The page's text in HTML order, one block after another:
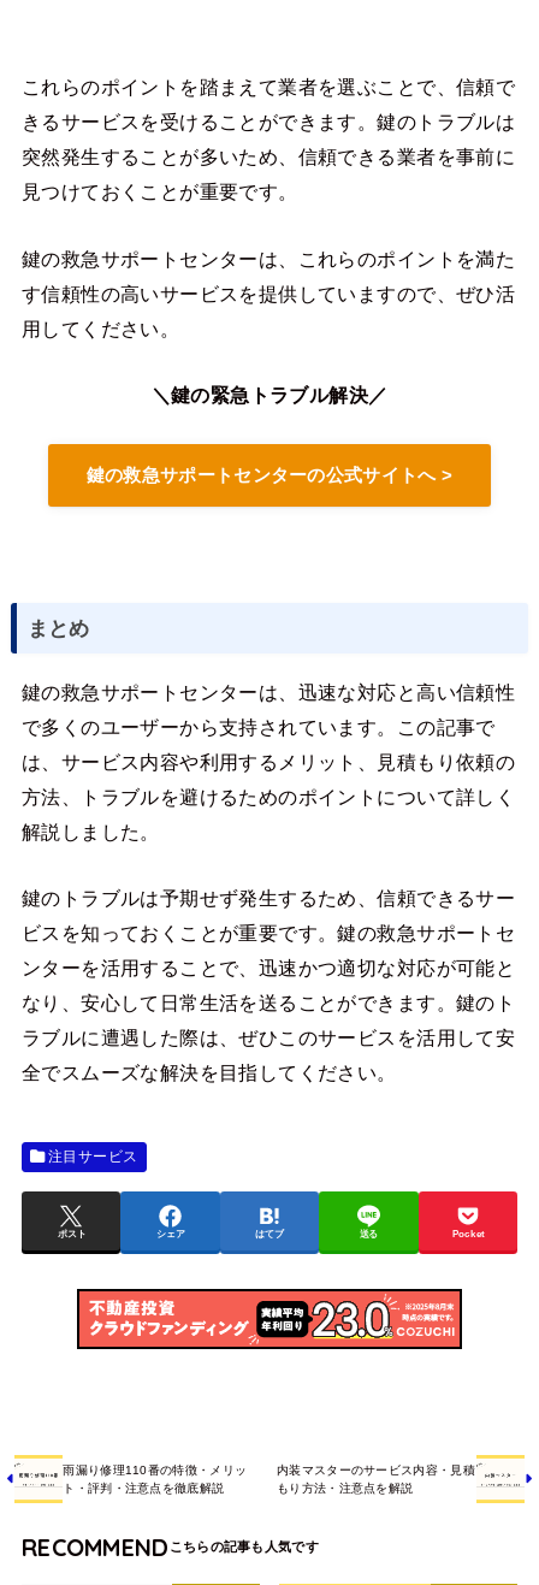
これらのポイントを踏まえて業者を選ぶことで、信頼で
きるサービスを受けることができます。鍵のトラブルは
突然発生することが多いため、信頼できる業者を事前に
見つけておくことが重要です。
鍵の救急サポートセンターは、これらのポイントを満た
す信頼性の高いサービスを提供していますので、ぜひ活
用してください。
＼鍵の緊急トラブル解決／
鍵の救急サポートセンターの公式サイトへ >
まとめ
鍵の救急サポートセンターは、迅速な対応と高い信頼性
で多くのユーザーから支持されています。この記事で
は、サービス内容や利用するメリット、見積もり依頼の
方法、トラブルを避けるためのポイントについて詳しく
解説しました。
鍵のトラブルは予期せず発生するため、信頼できるサー
ビスを知っておくことが重要です。鍵の救急サポートセ
ンターを活用することで、迅速かつ適切な対応が可能と
なり、安心して日常生活を送ることができます。鍵のト
ラブルに遭遇した際は、ぜひこのサービスを活用して安
全でスムーズな解決を目指してください。
注目サービス
ポスト シェア はてブ 送る Pocket
雨漏り修理110番の特徴・メリッ
ト・評判・注意点を徹底解説
内装マスターのサービス内容・見積
もり方法・注意点を解説
RECOMMEND